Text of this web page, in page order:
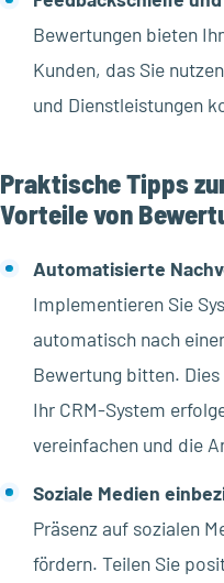
Bewertungen bieten
Kunden, das Sie
und Dienstleistungen
Praktische Tipps
Vorteile von
Automatisierte
Implementieren Sie
automatisch nach
Bewertung bitten.
Ihr CRM-System
vereinfachen und die
Soziale Medien
Präsenz auf sozialen
fördern. Teilen Sie